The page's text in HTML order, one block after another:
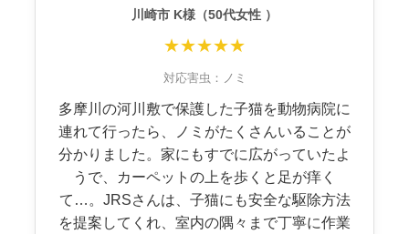
川崎市 K様（50代女性 ）
★★★★★
対応害虫：ノミ
多摩川の河川敷で保護した子猫を動物病院に
連れて行ったら、ノミがたくさんいることが
分かりました。家にもすでに広がっていたよ
うで、カーペットの上を歩くと足が痒く
て…。JRSさんは、子猫にも安全な駆除方法
を提案してくれ、室内の隅々まで丁寧に作業